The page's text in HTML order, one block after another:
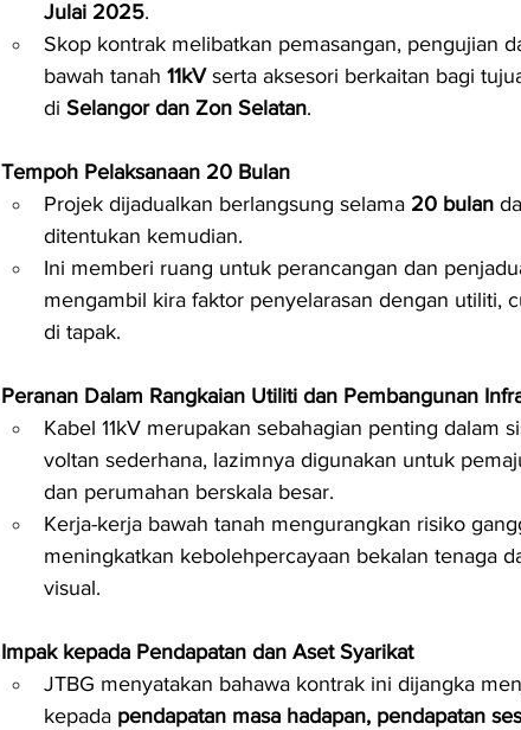
Julai 2025.
Skop kontrak melibatkan pemasangan, pengujian
bawah tanah 11kV serta aksesori berkaitan bagi
di Selangor dan Zon Selatan.
Tempoh Pelaksanaan 20 Bulan
Projek dijadualkan berlangsung selama 20 bulan
ditentukan kemudian.
Ini memberi ruang untuk perancangan dan
mengambil kira faktor penyelarasan dengan utiliti,
di tapak.
Peranan Dalam Rangkaian Utiliti dan Pembangunan
Kabel 11kV merupakan sebahagian penting dalam
voltan sederhana, lazimnya digunakan untuk
dan perumahan berskala besar.
Kerja-kerja bawah tanah mengurangkan risiko
meningkatkan kebolehpercayaan bekalan tenaga
visual.
Impak kepada Pendapatan dan Aset Syarikat
JTBG menyatakan bahawa kontrak ini dijangka
kepada pendapatan masa hadapan, pendapatan